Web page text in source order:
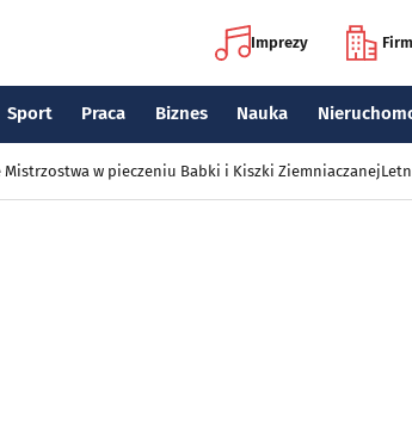
Imprezy
Sport Praca Biznes Nauka
Mistrzostwa w pieczeniu Babki i Kiszki Ziemniaczanej